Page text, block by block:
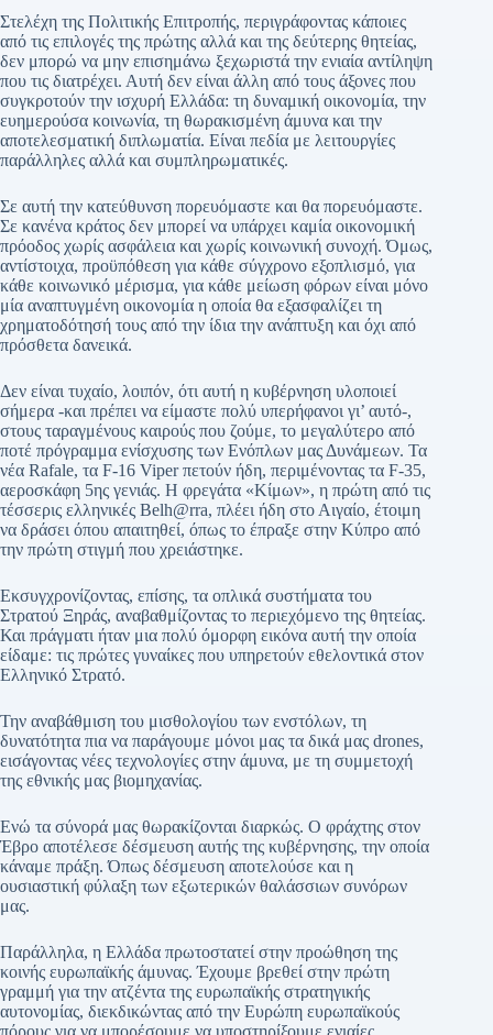
Στελέχη της Πολιτικής Επιτροπής, περιγράφοντας κάποιες
από τις επιλογές της πρώτης αλλά και της δεύτερης θητείας,
δεν μπορώ να μην επισημάνω ξεχωριστά την ενιαία αντίληψη
που τις διατρέχει. Αυτή δεν είναι άλλη από τους άξονες που
συγκροτούν την ισχυρή Ελλάδα: τη δυναμική οικονομία, την
ευημερούσα κοινωνία, τη θωρακισμένη άμυνα και την
αποτελεσματική διπλωματία. Είναι πεδία με λειτουργίες
παράλληλες αλλά και συμπληρωματικές.
Σε αυτή την κατεύθυνση πορευόμαστε και θα πορευόμαστε.
Σε κανένα κράτος δεν μπορεί να υπάρχει καμία οικονομική
πρόοδος χωρίς ασφάλεια και χωρίς κοινωνική συνοχή. Όμως,
αντίστοιχα, προϋπόθεση για κάθε σύγχρονο εξοπλισμό, για
κάθε κοινωνικό μέρισμα, για κάθε μείωση φόρων είναι μόνο
μία αναπτυγμένη οικονομία η οποία θα εξασφαλίζει τη
χρηματοδότησή τους από την ίδια την ανάπτυξη και όχι από
πρόσθετα δανεικά.
Δεν είναι τυχαίο, λοιπόν, ότι αυτή η κυβέρνηση υλοποιεί
σήμερα -και πρέπει να είμαστε πολύ υπερήφανοι γι’ αυτό-,
στους ταραγμένους καιρούς που ζούμε, το μεγαλύτερο από
ποτέ πρόγραμμα ενίσχυσης των Ενόπλων μας Δυνάμεων. Τα
νέα Rafale, τα F-16 Viper πετούν ήδη, περιμένοντας τα F-35,
αεροσκάφη 5ης γενιάς. Η φρεγάτα «Κίμων», η πρώτη από τις
τέσσερις ελληνικές Belh@rra, πλέει ήδη στο Αιγαίο, έτοιμη
να δράσει όπου απαιτηθεί, όπως το έπραξε στην Κύπρο από
την πρώτη στιγμή που χρειάστηκε.
Εκσυγχρονίζοντας, επίσης, τα οπλικά συστήματα του
Στρατού Ξηράς, αναβαθμίζοντας το περιεχόμενο της θητείας.
Και πράγματι ήταν μια πολύ όμορφη εικόνα αυτή την οποία
είδαμε: τις πρώτες γυναίκες που υπηρετούν εθελοντικά στον
Ελληνικό Στρατό.
Την αναβάθμιση του μισθολογίου των ενστόλων, τη
δυνατότητα πια να παράγουμε μόνοι μας τα δικά μας drones,
εισάγοντας νέες τεχνολογίες στην άμυνα, με τη συμμετοχή
της εθνικής μας βιομηχανίας.
Ενώ τα σύνορά μας θωρακίζονται διαρκώς. Ο φράχτης στον
Έβρο αποτέλεσε δέσμευση αυτής της κυβέρνησης, την οποία
κάναμε πράξη. Όπως δέσμευση αποτελούσε και η
ουσιαστική φύλαξη των εξωτερικών θαλάσσιων συνόρων
μας.
Παράλληλα, η Ελλάδα πρωτοστατεί στην προώθηση της
κοινής ευρωπαϊκής άμυνας. Έχουμε βρεθεί στην πρώτη
γραμμή για την ατζέντα της ευρωπαϊκής στρατηγικής
αυτονομίας, διεκδικώντας από την Ευρώπη ευρωπαϊκούς
πόρους για να μπορέσουμε να υποστηρίξουμε ενιαίες